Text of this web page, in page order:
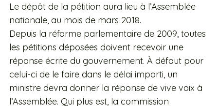
Le dépôt de la pétition aura lieu à l’Assemblée
nationale, au mois de mars 2018.
Depuis la réforme parlementaire de 2009, toutes
les pétitions déposées doivent recevoir une
réponse écrite du gouvernement. À défaut pour
celui-ci de le faire dans le délai imparti, un
ministre devra donner la réponse de vive voix à
l’Assemblée. Qui plus est, la commission